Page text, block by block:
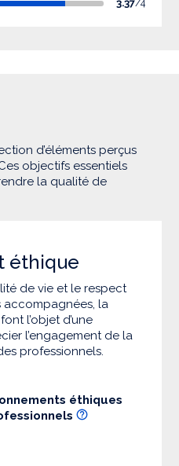
3.37/4
d’éléments perçus
objectifs essentiels
la qualité de
éthique
de vie et le respect
accompagnées, la
l’objet d’une
l’engagement de la
professionnels.
éthiques